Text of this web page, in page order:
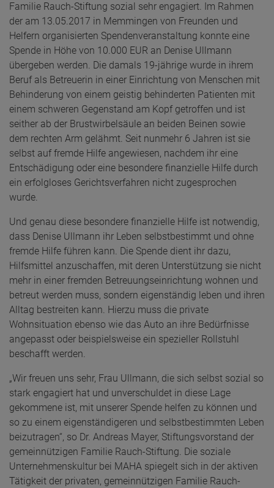
Familie Rauch-Stiftung sozial sehr engagiert. Im Rahmen
der am 13.05.2017 in Memmingen von Freunden und
Helfern organisierten Spendenveranstaltung konnte eine
Spende in Höhe von 10.000 EUR an Denise Ullmann
übergeben werden. Die damals 19-jährige wurde in ihrem
Beruf als Betreuerin in einer Einrichtung von Menschen mit
Behinderung von einem geistig behinderten Patienten mit
einem schweren Gegenstand am Kopf getroffen und ist
seither ab der Brustwirbelsäule an beiden Beinen sowie
dem rechten Arm gelähmt. Seit nunmehr 6 Jahren ist sie
selbst auf fremde Hilfe angewiesen, nachdem ihr eine
Entschädigung oder eine besondere finanzielle Hilfe durch
ein erfolgloses Gerichtsverfahren nicht zugesprochen
wurde.
Und genau diese besondere finanzielle Hilfe ist notwendig,
dass Denise Ullmann ihr Leben selbstbestimmt und ohne
fremde Hilfe führen kann. Die Spende dient ihr dazu,
Hilfsmittel anzuschaffen, mit deren Unterstützung sie nicht
mehr in einer fremden Betreuungseinrichtung wohnen und
betreut werden muss, sondern eigenständig leben und ihren
Alltag bestreiten kann. Hierzu muss die private
Wohnsituation ebenso wie das Auto an ihre Bedürfnisse
angepasst oder beispielsweise ein spezieller Rollstuhl
beschafft werden.
„Wir freuen uns sehr, Frau Ullmann, die sich selbst sozial so
stark engagiert hat und unverschuldet in diese Lage
gekommene ist, mit unserer Spende helfen zu können und
so zu einem eigenständigeren und selbstbestimmten Leben
beizutragen“, so Dr. Andreas Mayer, Stiftungsvorstand der
gemeinnützigen Familie Rauch-Stiftung. Die soziale
Unternehmenskultur bei MAHA spiegelt sich in der aktiven
Tätigkeit der privaten, gemeinnützigen Familie Rauch-